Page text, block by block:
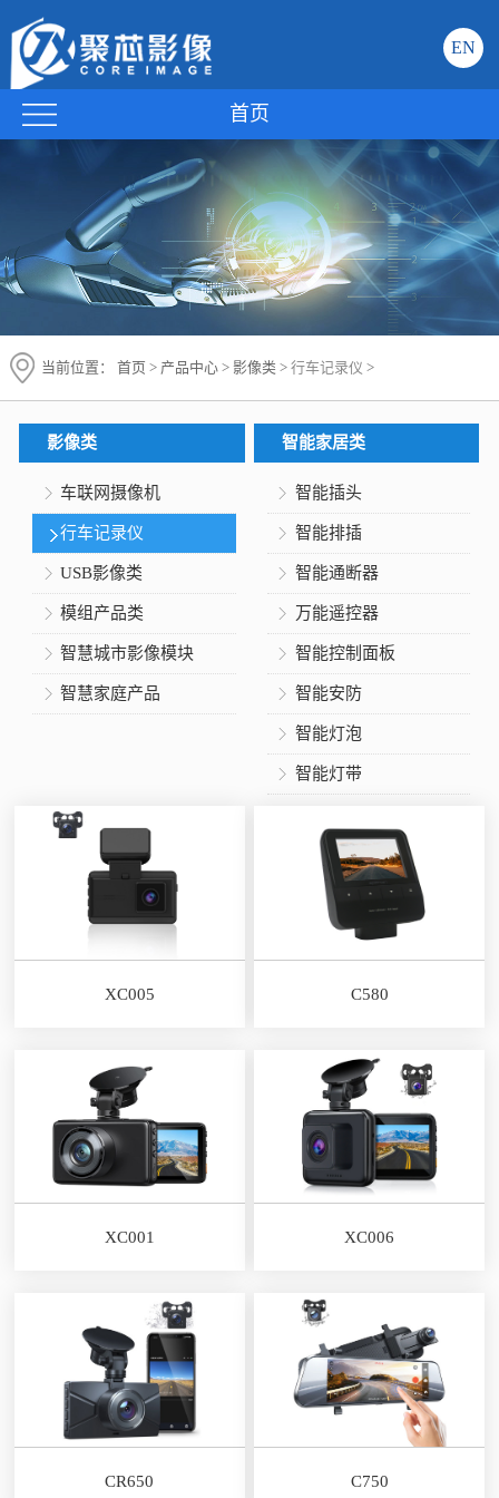
EN
首页
当前位置： 首页 > 产品中心> 影像类 > 行车记录仪 >
影像类
车联网摄像机
行车记录仪
USB影像类
模组产品类
智慧城市影像模块
智慧家庭产品
智能家居类
智能插头
智能排插
智能通断器
万能遥控器
智能控制面板
智能安防
智能灯泡
智能灯带
XC005 C580
XC001 XC006
CR650 C750